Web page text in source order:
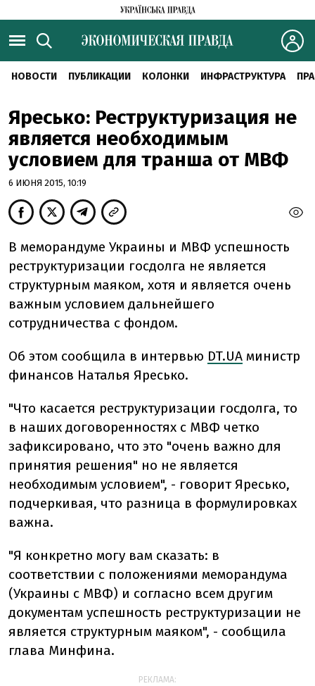
НОВОСТИ ПУБЛИКАЦИИ КОЛОНКИ ИНФРАСТРУКТУРА
Яресько: Реструктуризация не
является необходимым
условием для транша от МВФ
6 ИЮНЯ 2015, 10:19
В меморандуме Украины и МВФ успешность
реструктуризации госдолга не является
структурным маяком, хотя и является очень
важным условием дальнейшего
сотрудничества с фондом.
Об этом сообщила в интервью DT.UA министр
финансов Наталья Яресько.
"Что касается реструктуризации госдолга, то
в наших договоренностях с МВФ четко
зафиксировано, что это "очень важно для
принятия решения" но не является
необходимым условием", - говорит Яресько,
подчеркивая, что разница в формулировках
важна.
"Я конкретно могу вам сказать: в
соответствии с положениями меморандума
(Украины с МВФ) и согласно всем другим
документам успешность реструктуризации не
является структурным маяком", - сообщила
глава Минфина.
РЕКЛАМА: